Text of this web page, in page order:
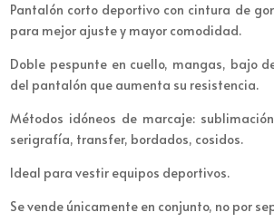
Pantalón corto deportivo con cintura de
para mejor ajuste y mayor comodidad.
Doble pespunte en cuello, mangas, bajo
del pantalón que aumenta su resistencia.
Métodos idóneos de marcaje:
serigrafía, transfer, bordados, cosidos.
Ideal para vestir equipos deportivos.
Se vende únicamente en conjunto, no por